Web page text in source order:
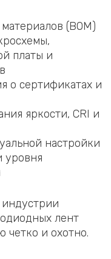
(BOM)
платы и
о сертификатах и
яркости, CRI и
настройки
уровня
лент
четко и охотно.